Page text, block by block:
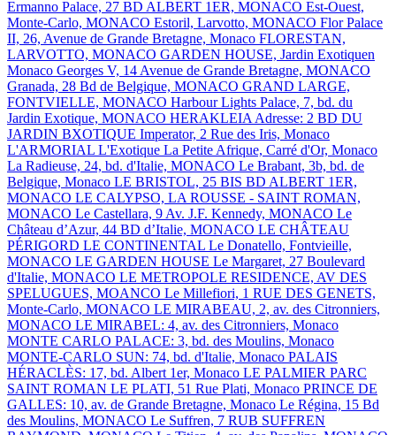
Ermanno Palace, 27 BD ALBERT 1ER, MONACO Est-Ouest,
Monte-Carlo, MONACO Estoril, Larvotto, MONACO Flor Palace
II, 26, Avenue de Grande Bretagne, Monaco FLORESTAN,
LARVOTTO, MONACO GARDEN HOUSE, Jardin Exotiquen
Monaco Georges V, 14 Avenue de Grande Bretagne, MONACO
Granada, 28 Bd de Belgique, MONACO GRAND LARGE,
FONTVIELLE, MONACO Harbour Lights Palace, 7, bd. du
Jardin Exotique, MONACO HERAKLEIA Adresse: 2 BD DU
JARDIN BXOTIQUE Imperator, 2 Rue des Iris, Monaco
L'ARMORIAL L'Exotique La Petite Afrique, Carré d'Or, Monaco
La Radieuse, 24, bd. d'Italie, MONACO Le Brabant, 3b, bd. de
Belgique, Monaco LE BRISTOL, 25 BIS BD ALBERT 1ER,
MONACO LE CALYPSO, LA ROUSSE - SAINT ROMAN,
MONACO Le Castellara, 9 Av. J.F. Kennedy, MONACO Le
Château d’Azur, 44 BD d’Italie, MONACO LE CHÂTEAU
PÉRIGORD LE CONTINENTAL Le Donatello, Fontvieille,
MONACO LE GARDEN HOUSE Le Margaret, 27 Boulevard
d'Italie, MONACO LE METROPOLE RESIDENCE, AV DES
SPELUGUES, MOANCO Le Millefiori, 1 RUE DES GENETS,
Monte-Carlo, MONACO LE MIRABEAU, 2, av. des Citronniers,
MONACO LE MIRABEL: 4, av. des Citronniers, Monaco
MONTE CARLO PALACE: 3, bd. des Moulins, Monaco
MONTE-CARLO SUN: 74, bd. d'Italie, Monaco PALAIS
HÉRACLÈS: 17, bd. Albert 1er, Monaco LE PALMIER PARC
SAINT ROMAN LE PLATI, 51 Rue Plati, Monaco PRINCE DE
GALLES: 10, av. de Grande Bretagne, Monaco Le Régina, 15 Bd
des Moulins, MONACO Le Suffren, 7 RUB SUFFREN